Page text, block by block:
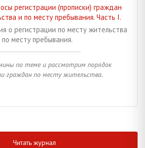
регистрации (прописки) граждан
и по месту пребывания. Часть I.
о регистрации по месту жительства
по месту пребывания.
по теме и рассмотрим порядок
граждан по месту жительства.
Читать журнал